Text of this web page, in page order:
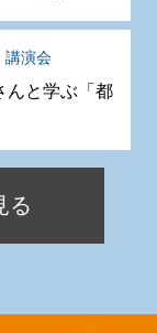
講演会
んと学ぶ「都
る